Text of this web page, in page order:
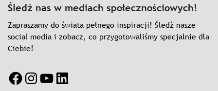
Śledź nas w mediach społecznościowych!
Zapraszamy do świata pełnego inspiracji! Śledź nasze
social media i zobacz, co przygotowaliśmy specjalnie dla
Ciebie!
Facebook
Instagram
YouTube
LinkedIn